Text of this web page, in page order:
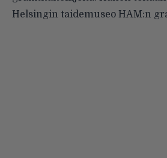
Helsingin taidemuseo HAM:n